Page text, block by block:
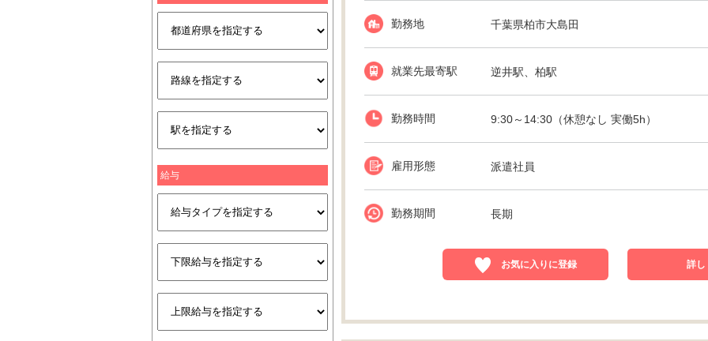
勤務地 千葉県柏市大島田
就業先最寄駅 逆井駅、柏駅
勤務時間 9:30～14:30（休憩なし 実働5h）
雇用形態 派遣社員
勤務期間 長期
お気に入りに登録 詳し
給与